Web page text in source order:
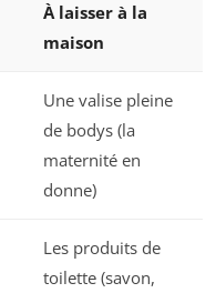
À laisser à la
maison
Une valise pleine
de bodys (la
maternité en
donne)
Les produits de
toilette (savon,